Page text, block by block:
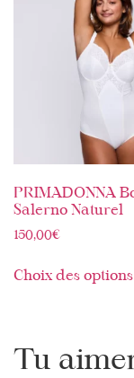
PRIMADONNA
Salerno Naturel
150,00€
Choix des options
Tu